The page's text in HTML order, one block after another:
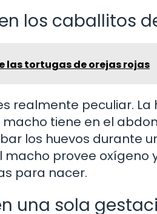
los caballitos
las tortugas de orejas rojas
realmente peculiar. La
tiene en el
los huevos durante
provee oxígeno
para nacer.
una sola